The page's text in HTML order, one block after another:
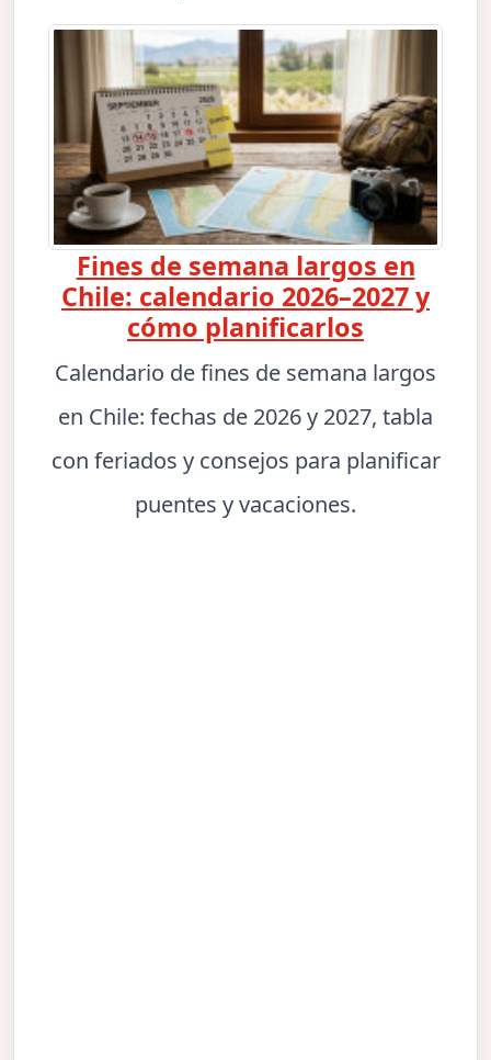
Fines de semana largos en
Chile: calendario 2026–2027 y
cómo planificarlos
Calendario de fines de semana largos
en Chile: fechas de 2026 y 2027, tabla
con feriados y consejos para planificar
puentes y vacaciones.